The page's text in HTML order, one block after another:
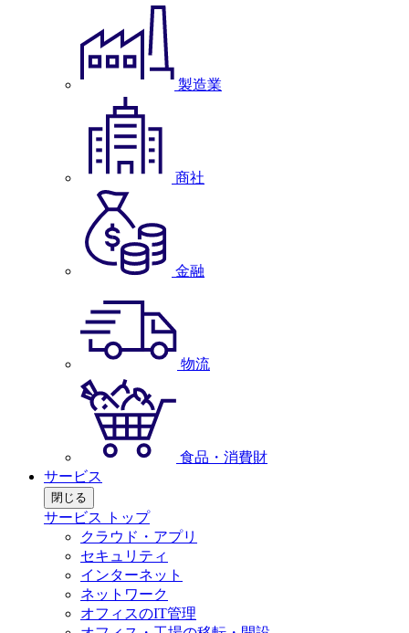
製造業
商社
金融
物流
食品・消費財
サービス
閉じる
サービス トップ
クラウド・アプリ
セキュリティ
インターネット
ネットワーク
オフィスのIT管理